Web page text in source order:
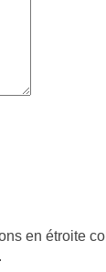
en étroite